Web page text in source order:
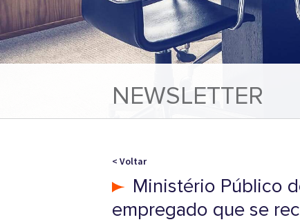
NEWSLETTER
< Voltar
Ministério Público
empregado que se